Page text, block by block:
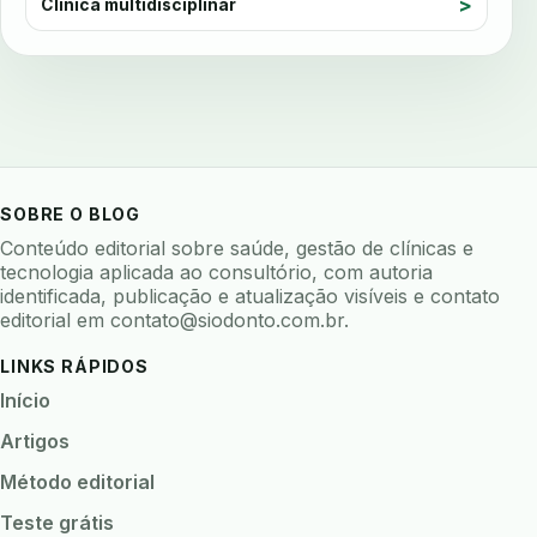
biofeedback biofilme biofilme dental
biofilme linhas agua bioimpedancia
biosseguranca clinica
blockchain
Clínica multidisciplinar
SOBRE O BLOG
Conteúdo editorial sobre saúde, gestão de clínicas e
tecnologia aplicada ao consultório, com autoria
identificada, publicação e atualização visíveis e contato
editorial em contato@siodonto.com.br.
LINKS RÁPIDOS
Início
Artigos
Método editorial
Teste grátis